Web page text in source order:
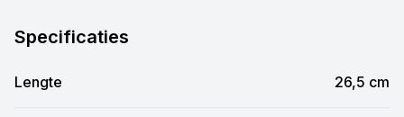
Specificaties
Lengte 26,5 cm